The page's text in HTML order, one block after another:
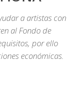
a artistas con
al Fondo de
por ello
económicas.